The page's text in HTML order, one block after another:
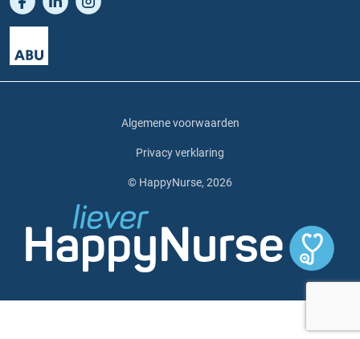
Algemene voorwaarden
Privacy verklaring
© HappyNurse, 2026